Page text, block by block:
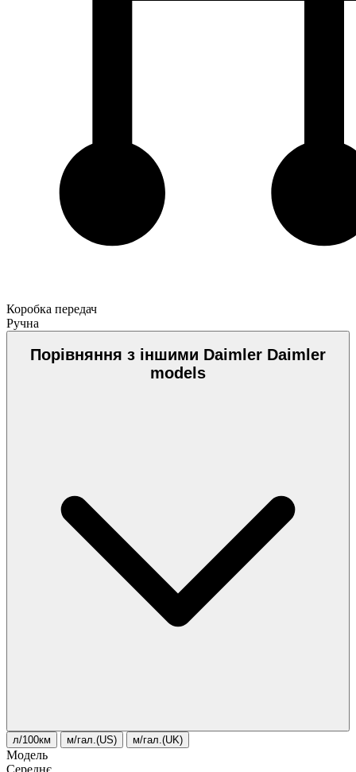
Коробка передач
Ручна
Порівняння з іншими Daimler Daimler
models
л/100км м/гал.(US) м/гал.(UK)
Модель
Середнє